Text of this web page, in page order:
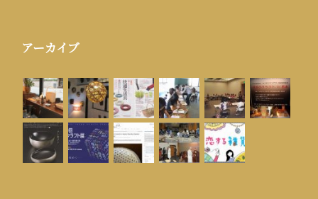
アーカイブ